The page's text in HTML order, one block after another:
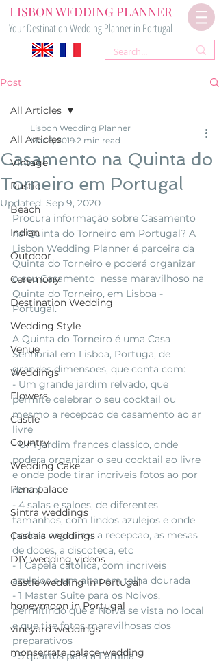
LISBON WEDDING PLANNER
Your Destination Wedding Planner in Portugal
Post
All Articles
Vintage
Rustic
Beach
Indian
Outdoor
Ceremony
Destination Wedding
Wedding Style
Venue
Weddings
Flowers
Castle
Country
Wedding Cake
Pena palace
Sintra weddings
Cascais weddings
DIY wedding videos
Castle wedding in Portugal
honeymoon in Portugal
vineyard weddings
monserrate palace wedding
All Articles
Casamento na Quinta do
Torneiro em Portugal
Lisbon Wedding Planner
Mar 6, 2019 2 min read
Updated: Sep 9, 2020
Procura informação sobre Casamento
na Quinta do Torneiro em Portugal? A
Lisbon Wedding Planner é parceira da
Quinta do Torneiro e poderá organizar
o seu Casamento  nesse maravilhoso na
Quinta do Torneiro, em Lisboa -
Portugal.
A Quinta do Torneiro é uma Casa
Senhorial em Lisboa, Portuga, de
grandes dimensoes, que conta com:
- Um grande jardim relvado, que
permite celebrar o seu cocktail ou
mesmo a recepcao de casamento ao ar
livre
- Um jardim frances classico, onde
podera organizar o seu cocktail ao livre
e onde pode tirar incriveis fotos ao por
do sol
- 4 salas e saloes, de diferentes
tamanhos, com lindos azulejos e onde
podera organizar a recepcao, as mesas
de doces, a discoteca, etc
- 1 Capela católica, com incriveis
azulejos e um altar em talha dourada
- 1 Master Suite para os Noivos,
permitindo que a Noiva se vista no local
e que tire fotos maravilhosas dos
preparativos
- 5 quartos para a Familia